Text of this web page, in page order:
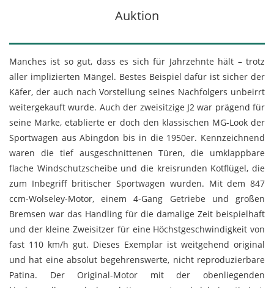
Auktion
Manches ist so gut, dass es sich für Jahrzehnte hält – trotz
aller implizierten Mängel. Bestes Beispiel dafür ist sicher der
Käfer, der auch nach Vorstellung seines Nachfolgers unbeirrt
weitergekauft wurde. Auch der zweisitzige J2 war prägend für
seine Marke, etablierte er doch den klassischen MG-Look der
Sportwagen aus Abingdon bis in die 1950er. Kennzeichnend
waren die tief ausgeschnittenen Türen, die umklappbare
flache Windschutzscheibe und die kreisrunden Kotflügel, die
zum Inbegriff britischer Sportwagen wurden. Mit dem 847
ccm-Wolseley-Motor, einem 4-Gang Getriebe und großen
Bremsen war das Handling für die damalige Zeit beispielhaft
und der kleine Zweisitzer für eine Höchstgeschwindigkeit von
fast 110 km/h gut. Dieses Exemplar ist weitgehend original
und hat eine absolut begehrenswerte, nicht reproduzierbare
Patina. Der Original-Motor mit der obenliegenden